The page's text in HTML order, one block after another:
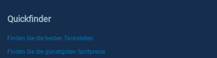
Quickfinder
Finden Sie die besten Tankstellen
Finden Sie die günstigsten Spritpreise